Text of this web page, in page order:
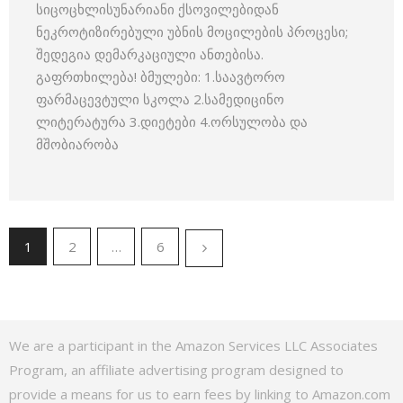
სიცოცხლისუნარიანი ქსოვილებიდან
ნეკროტიზირებული უბნის მოცილების პროცესი;
შედეგია დემარკაციული ანთებისა.
გაფრთხილება! ბმულები: 1.საავტორო
ფარმაცევტული სკოლა 2.სამედიცინო
ლიტერატურა 3.დიეტები 4.ორსულობა და
მშობიარობა
1 2 … 6
We are a participant in the Amazon Services LLC Associates
Program, an affiliate advertising program designed to
provide a means for us to earn fees by linking to Amazon.com